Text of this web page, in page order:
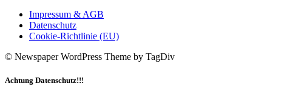
Impressum & AGB
Datenschutz
Cookie-Richtlinie (EU)
© Newspaper WordPress Theme by TagDiv
Achtung Datenschutz!!!